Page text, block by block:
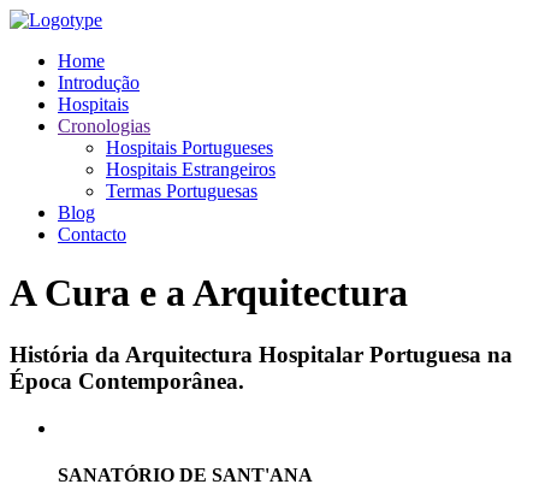
Home
Introdução
Hospitais
Cronologias
Hospitais Portugueses
Hospitais Estrangeiros
Termas Portuguesas
Blog
Contacto
A Cura e a Arquitectura
História da Arquitectura Hospitalar Portuguesa na
Época Contemporânea.
SANATÓRIO DE SANT'ANA